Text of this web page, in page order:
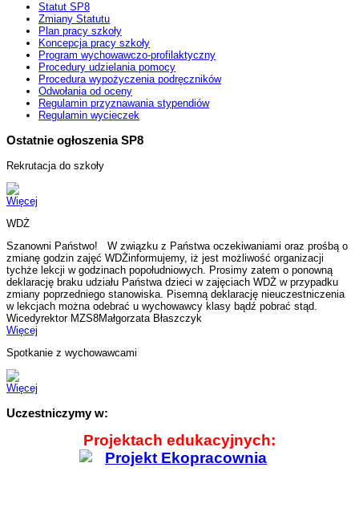
Statut SP8
Zmiany Statutu
Plan pracy szkoły
Koncepcja pracy szkoły
Program wychowawczo-profilaktyczny
Procedury udzielania pomocy
Procedura wypożyczenia podręczników
Odwołania od oceny
Regulamin przyznawania stypendiów
Regulamin wycieczek
Ostatnie ogłoszenia SP8
Rekrutacja do szkoły
Więcej
WDŻ
Szanowni Państwo! W związku z Państwa oczekiwaniami oraz prośbą o
zmianę godzin zajęć WDŻinformujemy, iż jest możliwość organizacji
tychże lekcji w godzinach popołudniowych. Prosimy zatem o ponowną
deklarację braku udziału Państwa dzieci w zajęciach WDŻ w przypadku
zmiany poprzedniego stanowiska. Pisemną deklarację nieuczestniczenia
w lekcjach można odebrać u wychowawcy klasy bądź pobrać stąd.
Wicedyrektor MZS8Małgorzata Błaszczyk
Więcej
Spotkanie z wychowawcami
Więcej
Uczestniczymy w:
Projektach edukacyjnych: